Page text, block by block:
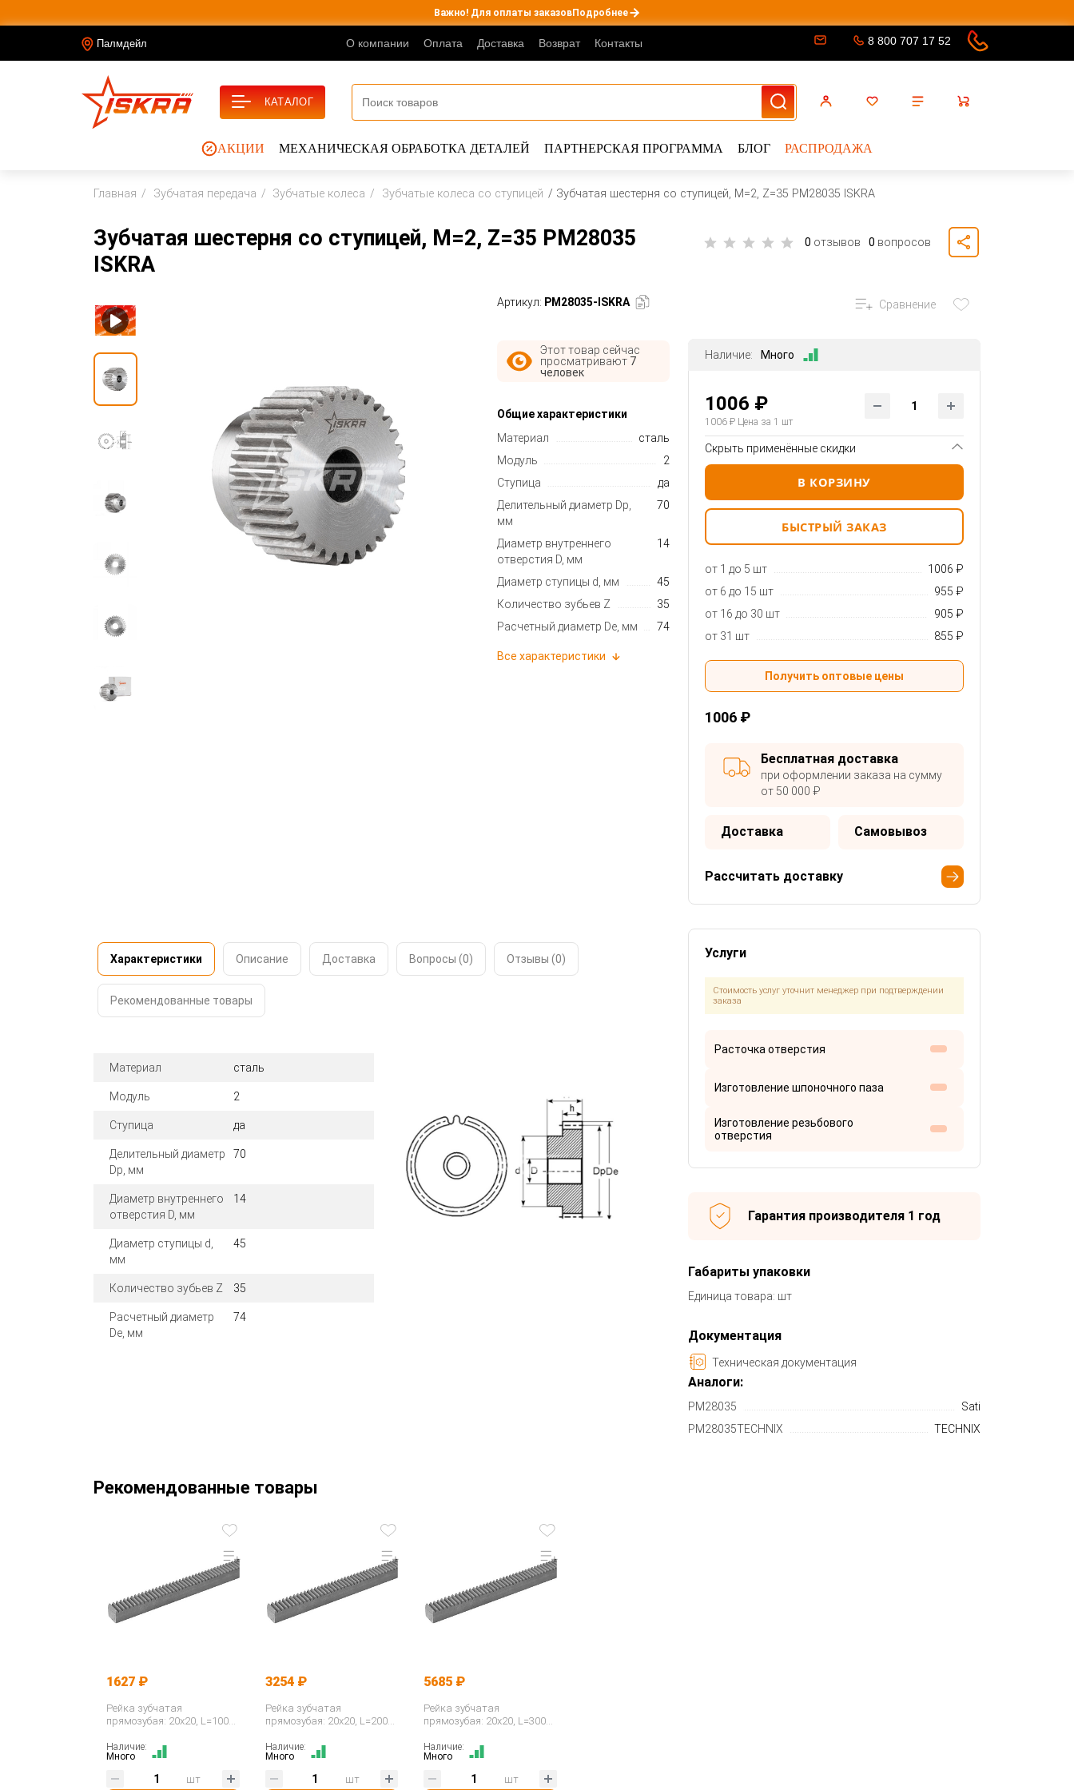
Важно! Для оплаты заказовПодробнее
Палмдейл О компании Оплата Доставка Возврат Контакты 8 800 707 17 52
АКЦИИ МЕХАНИЧЕСКАЯ ОБРАБОТКА ДЕТАЛЕЙ ПАРТНЕРСКАЯ ПРОГРАММА БЛОГ РАСПРОДАЖА
КАТАЛОГ
Главная Зубчатая передача Зубчатые колеса Зубчатые колеса со ступицей Зубчатая шестерня со ступицей, M=2, Z=35 PM28035 ISKRA
Зубчатая шестерня со ступицей, M=2, Z=35 PM28035
ISKRA
0 отзывов 0 вопросов
Артикул: PM28035-ISKRA
Этот товар сейчас
просматривают 7
человек
Общие характеристики
Материал
сталь
Модуль
2
Ступица
да
Делительный диаметр Dp,
мм
70
Диаметр внутреннего
отверстия D, мм
14
Диаметр ступицы d, мм
45
Количество зубьев Z
35
Расчетный диаметр De, мм
74
Все характеристики
Характеристики Описание Доставка Вопросы (0) Отзывы (0)
Рекомендованные товары
Материал сталь
Модуль 2
Ступица да
Делительный диаметр
Dp, мм
70
Диаметр внутреннего
отверстия D, мм
14
Диаметр ступицы d,
мм
45
Количество зубьев Z 35
Расчетный диаметр
De, мм
74
Сравнение
Наличие: Много
1006 ₽
1006 ₽Цена за 1 шт
Скрыть применённые скидки
В КОРЗИНУ
БЫСТРЫЙ ЗАКАЗ
от 1 до 5 шт
1006 ₽
от 6 до 15 шт
955 ₽
от 16 до 30 шт
905 ₽
от 31 шт
855 ₽
Получить оптовые цены
1006 ₽
Бесплатная доставка
при оформлении заказа на сумму
от 50 000 ₽
Доставка Самовывоз
Рассчитать доставку
Услуги
Стоимость услуг уточнит менеджер при подтверждении
заказа
Расточка отверстия
Изготовление шпоночного паза
Изготовление резьбового
отверстия
Гарантия производителя 1 год
Габариты упаковки
Единица товара: шт
Документация
Техническая документация
Аналоги:
PM28035
Sati
PM28035TECHNIX
TECHNIX
Рекомендованные товары
1627 ₽
Рейка зубчатая
прямозубая: 20x20, L=1000
Наличие:
Много
шт
3254 ₽
Рейка зубчатая
прямозубая: 20x20, L=2000
Наличие:
Много
шт
5685 ₽
Рейка зубчатая
прямозубая: 20x20, L=3000
Наличие:
Много
шт